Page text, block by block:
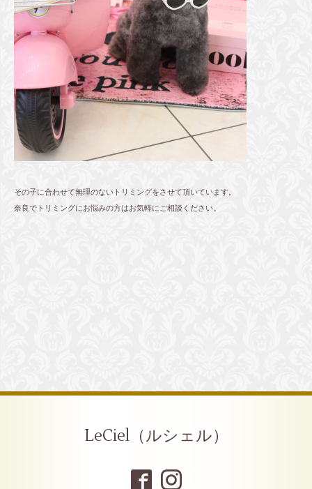
その子に合わせて無理のないトリミングをさせて頂いています。
奈良でトリミングにお悩みの方はお気軽にご相談ください。
LeCiel（ルシェル）